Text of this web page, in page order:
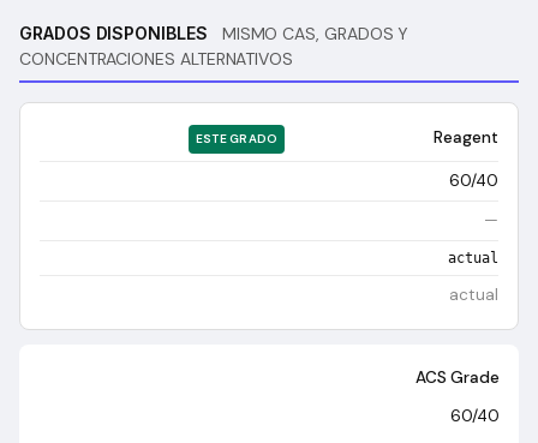
GRADOS DISPONIBLES
MISMO CAS, GRADOS Y
CONCENTRACIONES ALTERNATIVOS
ESTE GRADO Reagent
60/40
—
actual
actual
ACS Grade
60/40